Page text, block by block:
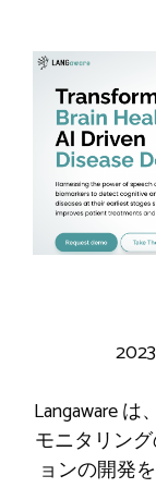
Langaware
モニタリン
ョンの開発